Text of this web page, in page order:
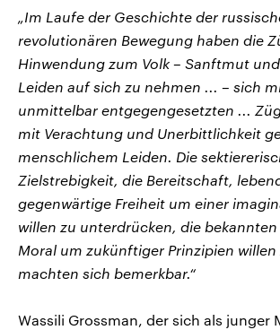
„Im Laufe der Geschichte der
revolutionären Bewegung haben die
Hinwendung zum Volk – Sanftmut
Leiden auf sich zu nehmen ... – sich
unmittelbar entgegengesetzten ...
mit Verachtung und Unerbittlichkeit
menschlichem Leiden. Die
Zielstrebigkeit, die Bereitschaft,
gegenwärtige Freiheit um einer
willen zu unterdrücken, die
Moral um zukünftiger Prinzipien willen
machten sich bemerkbar.“
Wassili Grossman, der sich als junger